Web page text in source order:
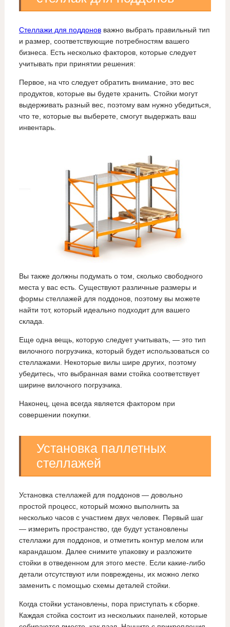
Стеллажи для поддоновважно выбрать правильный тип
и размер, соответствующие потребностям вашего
бизнеса. Есть несколько факторов, которые следует
учитывать при принятии решения:
Первое, на что следует обратить внимание, это вес
продуктов, которые вы будете хранить. Стойки могут
выдерживать разный вес, поэтому вам нужно убедиться,
что те, которые вы выберете, смогут выдержать ваш
инвентарь.
Вы также должны подумать о том, сколько свободного
места у вас есть. Существуют различные размеры и
формы стеллажей для поддонов, поэтому вы можете
найти тот, который идеально подходит для вашего
склада.
Еще одна вещь, которую следует учитывать, — это тип
вилочного погрузчика, который будет использоваться со
стеллажами. Некоторые вилы шире других, поэтому
убедитесь, что выбранная вами стойка соответствует
ширине вилочного погрузчика.
Наконец, цена всегда является фактором при
совершении покупки.
Установка паллетных
стеллажей
Установка стеллажей для поддонов — довольно
простой процесс, который можно выполнить за
несколько часов с участием двух человек. Первый шаг
— измерить пространство, где будут установлены
стеллажи для поддонов, и отметить контур мелом или
карандашом. Далее снимите упаковку и разложите
стойки в отведенном для этого месте. Если какие-либо
детали отсутствуют или повреждены, их можно легко
заменить с помощью схемы деталей стойки.
Когда стойки установлены, пора приступать к сборке.
Каждая стойка состоит из нескольких панелей, которые